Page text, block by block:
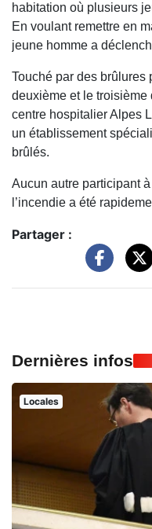
habitation où plusieurs
En voulant remettre en
jeune homme a
Touché par des brûlures
deuxième et le troisième
centre hospitalier Alpes
un établissement
brûlés.
Aucun autre participant
l’incendie a été
Partager :
Dernières infos
Locales